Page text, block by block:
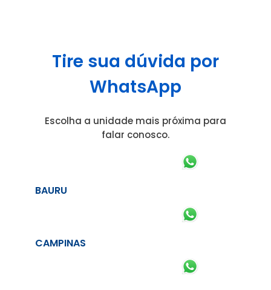
Tire sua dúvida por
WhatsApp
Escolha a unidade mais próxima para
falar conosco.
BAURU
CAMPINAS